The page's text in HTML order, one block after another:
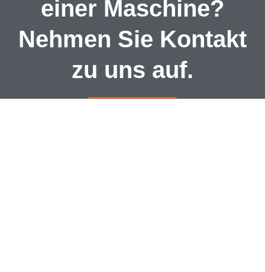
einer Maschine?
Nehmen Sie Kontakt
zu uns auf.